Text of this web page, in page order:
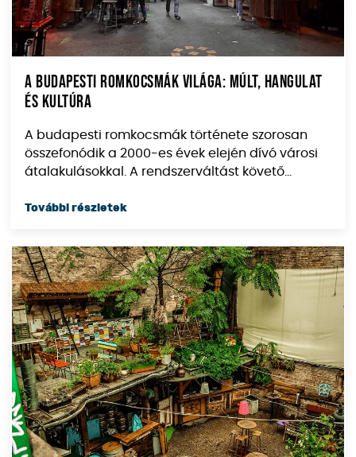
A budapesti romkocsmák világa: múlt, hangulat
és kultúra
A budapesti romkocsmák története szorosan
összefonódik a 2000-es évek elején dívó városi
átalakulásokkal. A rendszerváltást követő...